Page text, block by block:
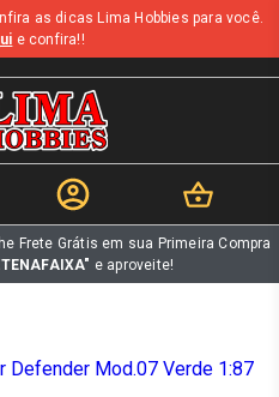
as dicas Lima Hobbies para você.
e confira!!
Frete Grátis em sua Primeira Compra
e aproveite!